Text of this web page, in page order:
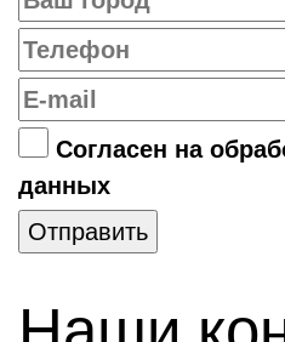
Согласен на
данных
Отправить